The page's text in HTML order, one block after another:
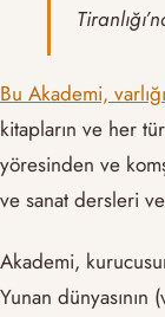
Bu Akademi,
kitapların ve her
yöresinden ve
ve sanat dersleri
Akademi,
Yunan